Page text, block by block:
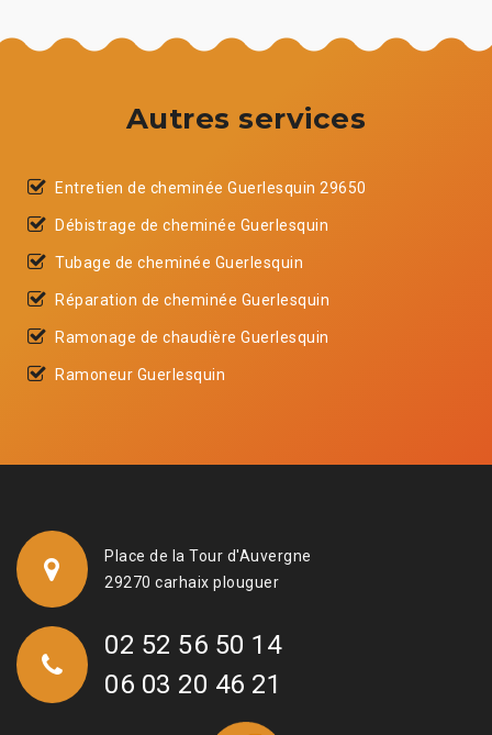
Autres services
Entretien de cheminée Guerlesquin 29650
Débistrage de cheminée Guerlesquin
Tubage de cheminée Guerlesquin
Réparation de cheminée Guerlesquin
Ramonage de chaudière Guerlesquin
Ramoneur Guerlesquin
Place de la Tour d'Auvergne
29270 carhaix plouguer
02 52 56 50 14
06 03 20 46 21